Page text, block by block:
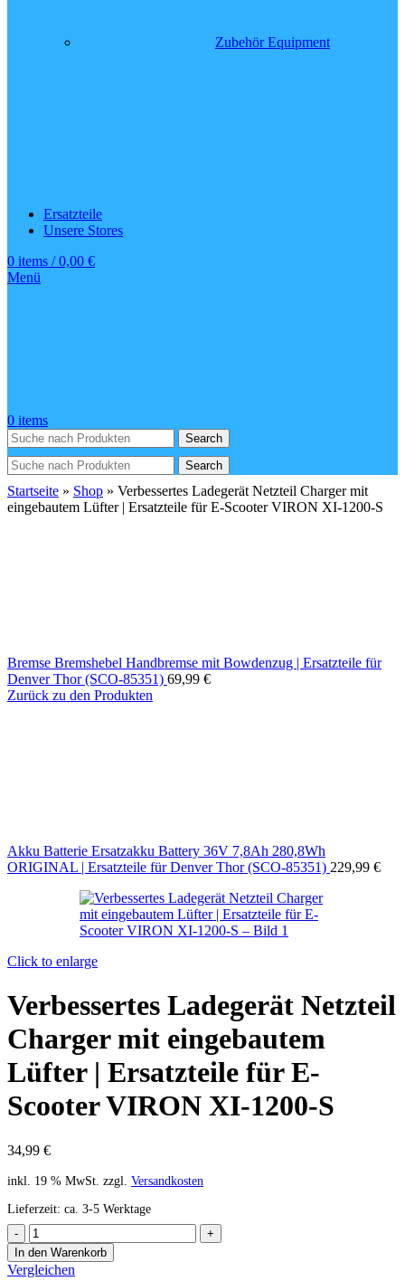
Zubehör Equipment
Ersatzteile
Unsere Stores
0 items / 0,00 €
Menü
0 items
Search
Search
Startseite » Shop » Verbessertes Ladegerät Netzteil Charger mit
eingebautem Lüfter | Ersatzteile für E-Scooter VIRON XI-1200-S
Bremse Bremshebel Handbremse mit Bowdenzug | Ersatzteile für
Denver Thor (SCO-85351) 69,99 €
Zurück zu den Produkten
Akku Batterie Ersatzakku Battery 36V 7,8Ah 280,8Wh
ORIGINAL | Ersatzteile für Denver Thor (SCO-85351) 229,99 €
Click to enlarge
Verbessertes Ladegerät Netzteil
Charger mit eingebautem
Lüfter | Ersatzteile für E-
Scooter VIRON XI-1200-S
34,99 €
inkl. 19 % MwSt. zzgl. Versandkosten
Lieferzeit: ca. 3-5 Werktage
In den Warenkorb
Vergleichen